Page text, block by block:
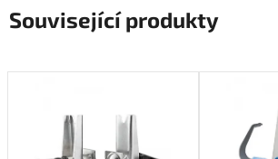
Související produkty